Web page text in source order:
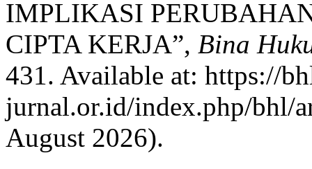
IMPLIKASI
CIPTA KERJA”, Bina
431. Available at: https://
jurnal.or.id/index.php/bhl/
August 2026).